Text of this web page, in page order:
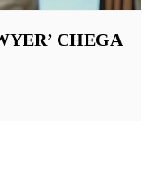
CHEGA